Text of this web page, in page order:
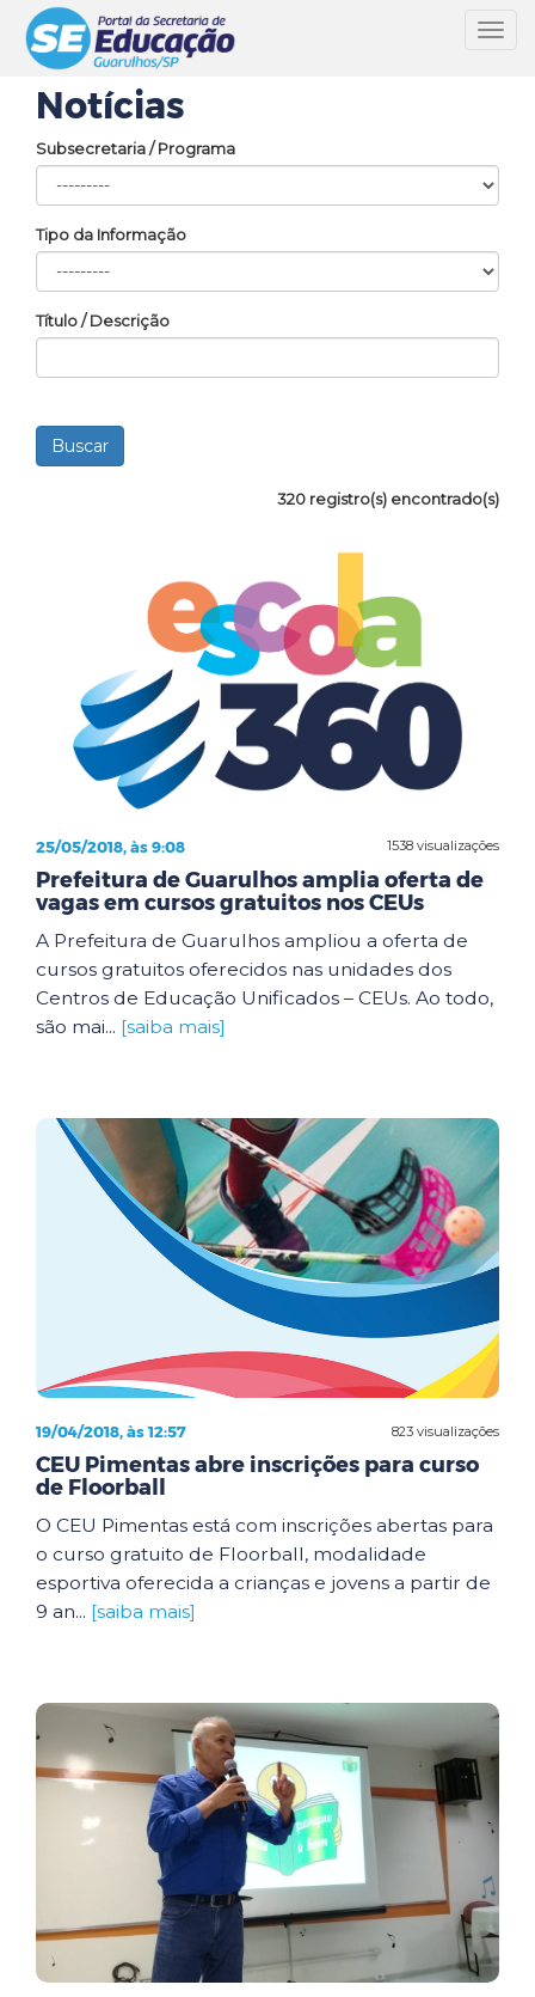
Notícias
Subsecretaria / Programa
Tipo da Informação
Título / Descrição
320 registro(s) encontrado(s)
1538 visualizações
25/05/2018, às 9:08
Prefeitura de Guarulhos amplia oferta de
vagas em cursos gratuitos nos CEUs
A Prefeitura de Guarulhos ampliou a oferta de
cursos gratuitos oferecidos nas unidades dos
Centros de Educação Unificados – CEUs. Ao todo,
são mai... [saiba mais]
823 visualizações
19/04/2018, às 12:57
CEU Pimentas abre inscrições para curso
de Floorball
O CEU Pimentas está com inscrições abertas para
o curso gratuito de Floorball, modalidade
esportiva oferecida a crianças e jovens a partir de
9 an... [saiba mais]